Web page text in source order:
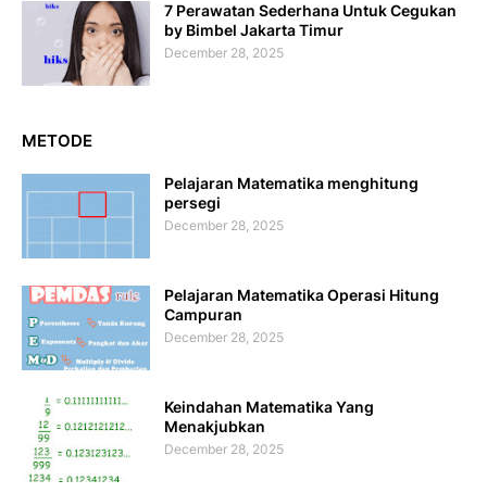
7 Perawatan Sederhana Untuk Cegukan
by Bimbel Jakarta Timur
December 28, 2025
METODE
Pelajaran Matematika menghitung
persegi
December 28, 2025
Pelajaran Matematika Operasi Hitung
Campuran
December 28, 2025
Keindahan Matematika Yang
Menakjubkan
December 28, 2025